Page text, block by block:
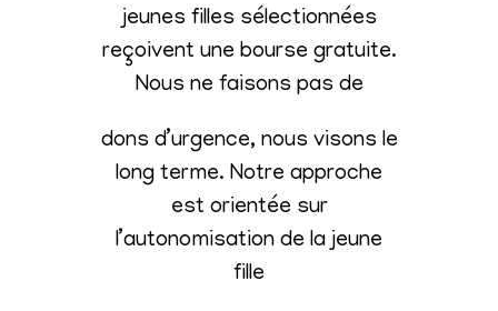
jeunes filles sélectionnées
reçoivent une bourse gratuite.
Nous ne faisons pas de
dons d’urgence, nous visons le
long terme. Notre approche
est orientée sur
l’autonomisation de la jeune
fille